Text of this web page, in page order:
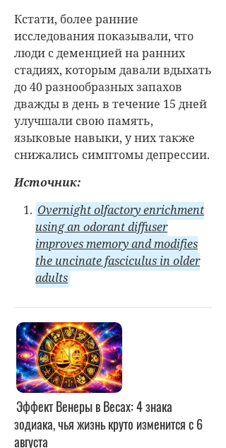
Кстати, более ранние
исследования показывали, что
люди с деменцией на ранних
стадиях, которым давали вдыхать
до 40 разнообразных запахов
дважды в день в течение 15 дней
улучшали свою память,
языковые навыки, у них также
снижались симптомы депрессии.
Источник:
Overnight olfactory enrichment
using an odorant diffuser
improves memory and modifies
the uncinate fasciculus in older
adults